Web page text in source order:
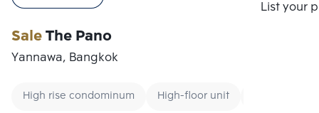
List your
SaleThe Pano
Yannawa, Bangkok
High rise condominum High-floor unit